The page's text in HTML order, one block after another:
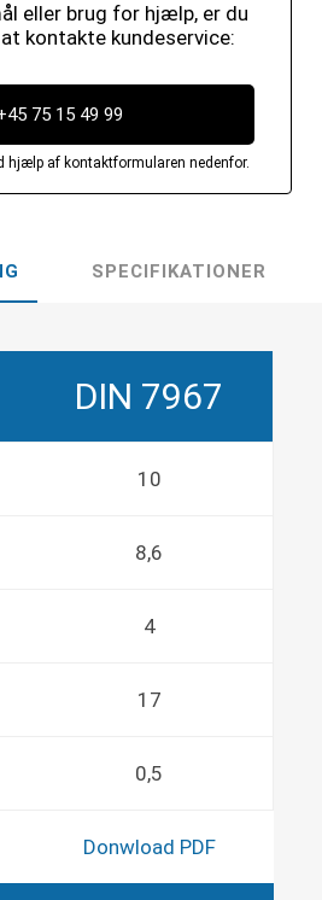
eller brug for hjælp, er du
kontakte kundeservice:
75 15 49 99
hjælp af kontaktformularen nedenfor.
SPECIFIKATIONER
DIN 7967
10
8,6
4
17
0,5
Donwload PDF